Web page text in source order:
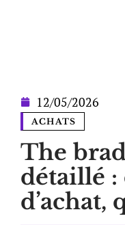
12/05/2026
ACHATS
The
détaillé :
d’achat,